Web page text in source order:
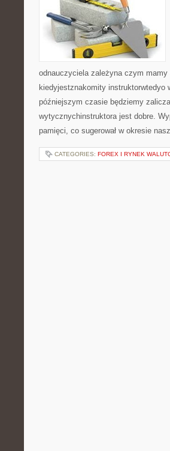
odnauczyciela zależyna czym
kiedyjestznakomity instruktorwtedyo
późniejszym czasie będziemy
wytycznychinstruktora jest dobre.
pamięci, co sugerował w okresie
CATEGORIES: FOREX I RYNEK